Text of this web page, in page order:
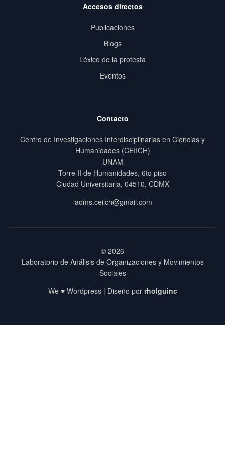
Accesos directos
Publicaciones
Blogs
Léxico de la protesta
Eventos
Contacto
Centro de Investigaciones Interdisciplinarias en Ciencias y
Humanidades (CEIICH)
UNAM
Torre II de Humanidades, 6to piso
Ciudad Universitaria, 04510, CDMX
laoms.ceiich@gmail.com
© 2026
Laboratorio de Análisis de Organizaciones y Movimientos
Sociales
We ♥ Wordpress | Diseño por rholguinc